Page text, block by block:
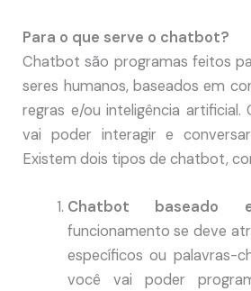
Para o que serve o chatbot?
Chatbot são programas feitos
seres humanos, baseados em
regras e/ou inteligência
vai poder interagir e
Existem dois tipos de chatbot,
Chatbot baseado
funcionamento se deve
específicos ou palavras-
você vai poder